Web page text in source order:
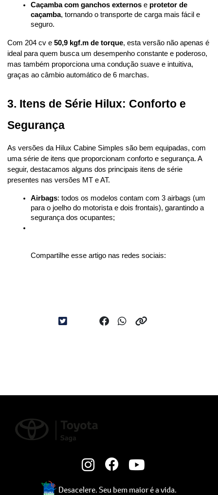
Caçamba com ganchos externos e protetor de
caçamba, tornando o transporte de carga mais fácil e
seguro.
Com 204 cv e 50,9 kgf.m de torque, esta versão não apenas é
ideal para quem busca um desempenho constante e poderoso,
mas também proporciona uma condução suave e intuitiva,
graças ao câmbio automático de 6 marchas.
3. Itens de Série Hilux: Conforto e
Segurança
As versões da Hilux Cabine Simples são bem equipadas, com
uma série de itens que proporcionam conforto e segurança. A
seguir, destacamos alguns dos principais itens de série
presentes nas versões MT e AT.
Airbags: todos os modelos contam com 3 airbags (um
para o joelho do motorista e dois frontais), garantindo a
segurança dos ocupantes;
Compartilhe esse artigo nas redes sociais:
Desacelere. Seu bem maior é a vida.